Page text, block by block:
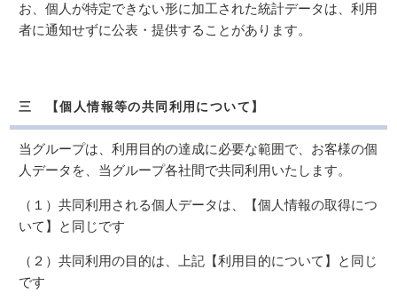
お、個人が特定できない形に加工された統計データは、利用
者に通知せずに公表・提供することがあります。
三 【個人情報等の共同利用について】
当グループは、利用目的の達成に必要な範囲で、お客様の個
人データを、当グループ各社間で共同利用いたします。
（１）共同利用される個人データは、【個人情報の取得につ
いて】と同じです
（２）共同利用の目的は、上記【利用目的について】と同じ
です